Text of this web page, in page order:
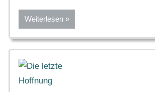
Weiterlesen